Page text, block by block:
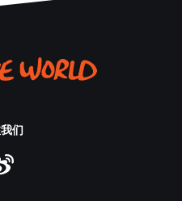
们